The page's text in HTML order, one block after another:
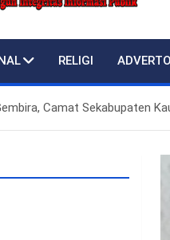
RELIGI
Camat Sekabupaten